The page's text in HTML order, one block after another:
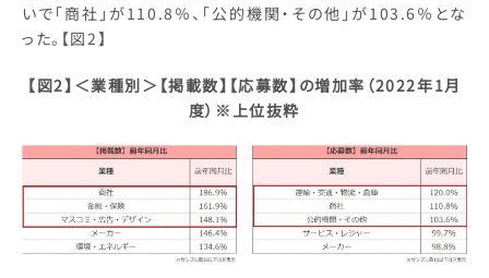
いで「商社」が110.8％、「公的機関・その他」が103.6％とな
った。【図2】
【図2】 ＜業種別＞【掲載数】【応募数】の増加率（2022年1月
度）※上位抜粋